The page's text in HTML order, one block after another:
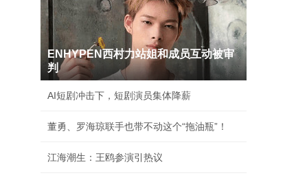
ENHYPEN西村力站姐和成员互动被审
判
AI短剧冲击下，短剧演员集体降薪
董勇、罗海琼联手也带不动这个“拖油瓶”！
江海潮生：王鸥参演引热议